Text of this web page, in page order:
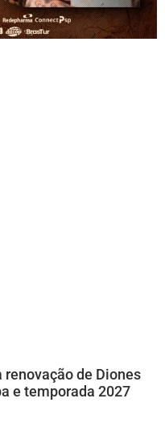
renovação de Diones
e temporada 2027